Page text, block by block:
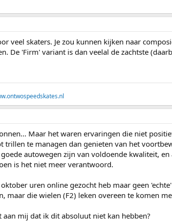
veel skaters. Je zou kunnen kijken naar
De 'Firm' variant is dan veelal de zachtste
Maar het waren ervaringen die niet
trillen te managen dan genieten van het
autowegen zijn van voldoende kwaliteit,
is het niet meer verantwoord.
uren online gezocht heb maar geen
maar die wielen (F2) leken overeen te komen
mij dat ik dit absoluut niet kan hebben?